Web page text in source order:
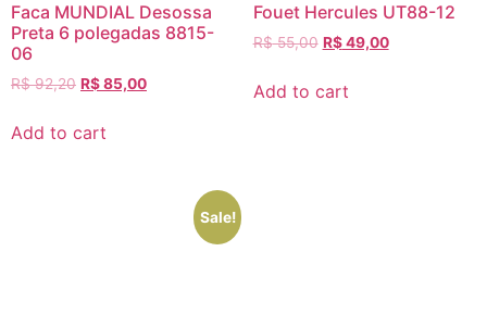
Faca MUNDIAL Desossa
Preta 6 polegadas 8815-
06
R$92,20 R$85,00
Add to cart
Fouet Hercules UT88-12
R$55,00 R$49,00
Add to cart
Sale!